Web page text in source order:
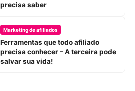
precisa saber
Marketing de afiliados
Ferramentas que todo afiliado
precisa conhecer – A terceira pode
salvar sua vida!